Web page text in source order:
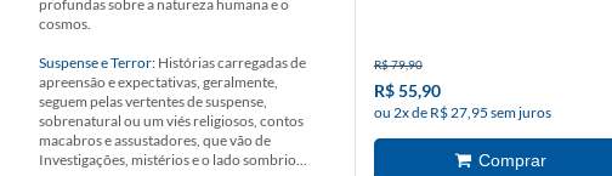
profundas sobre a natureza humana e o
cosmos.
Suspense e Terror: Histórias carregadas de
apreensão e expectativas, geralmente,
seguem pelas vertentes de suspense,
sobrenatural ou um viés religiosos, contos
macabros e assustadores, que vão de
Investigações, mistérios e o lado sombrio...
R$ 79,90
R$ 55,90
ou 2x de R$ 27,95 sem juros